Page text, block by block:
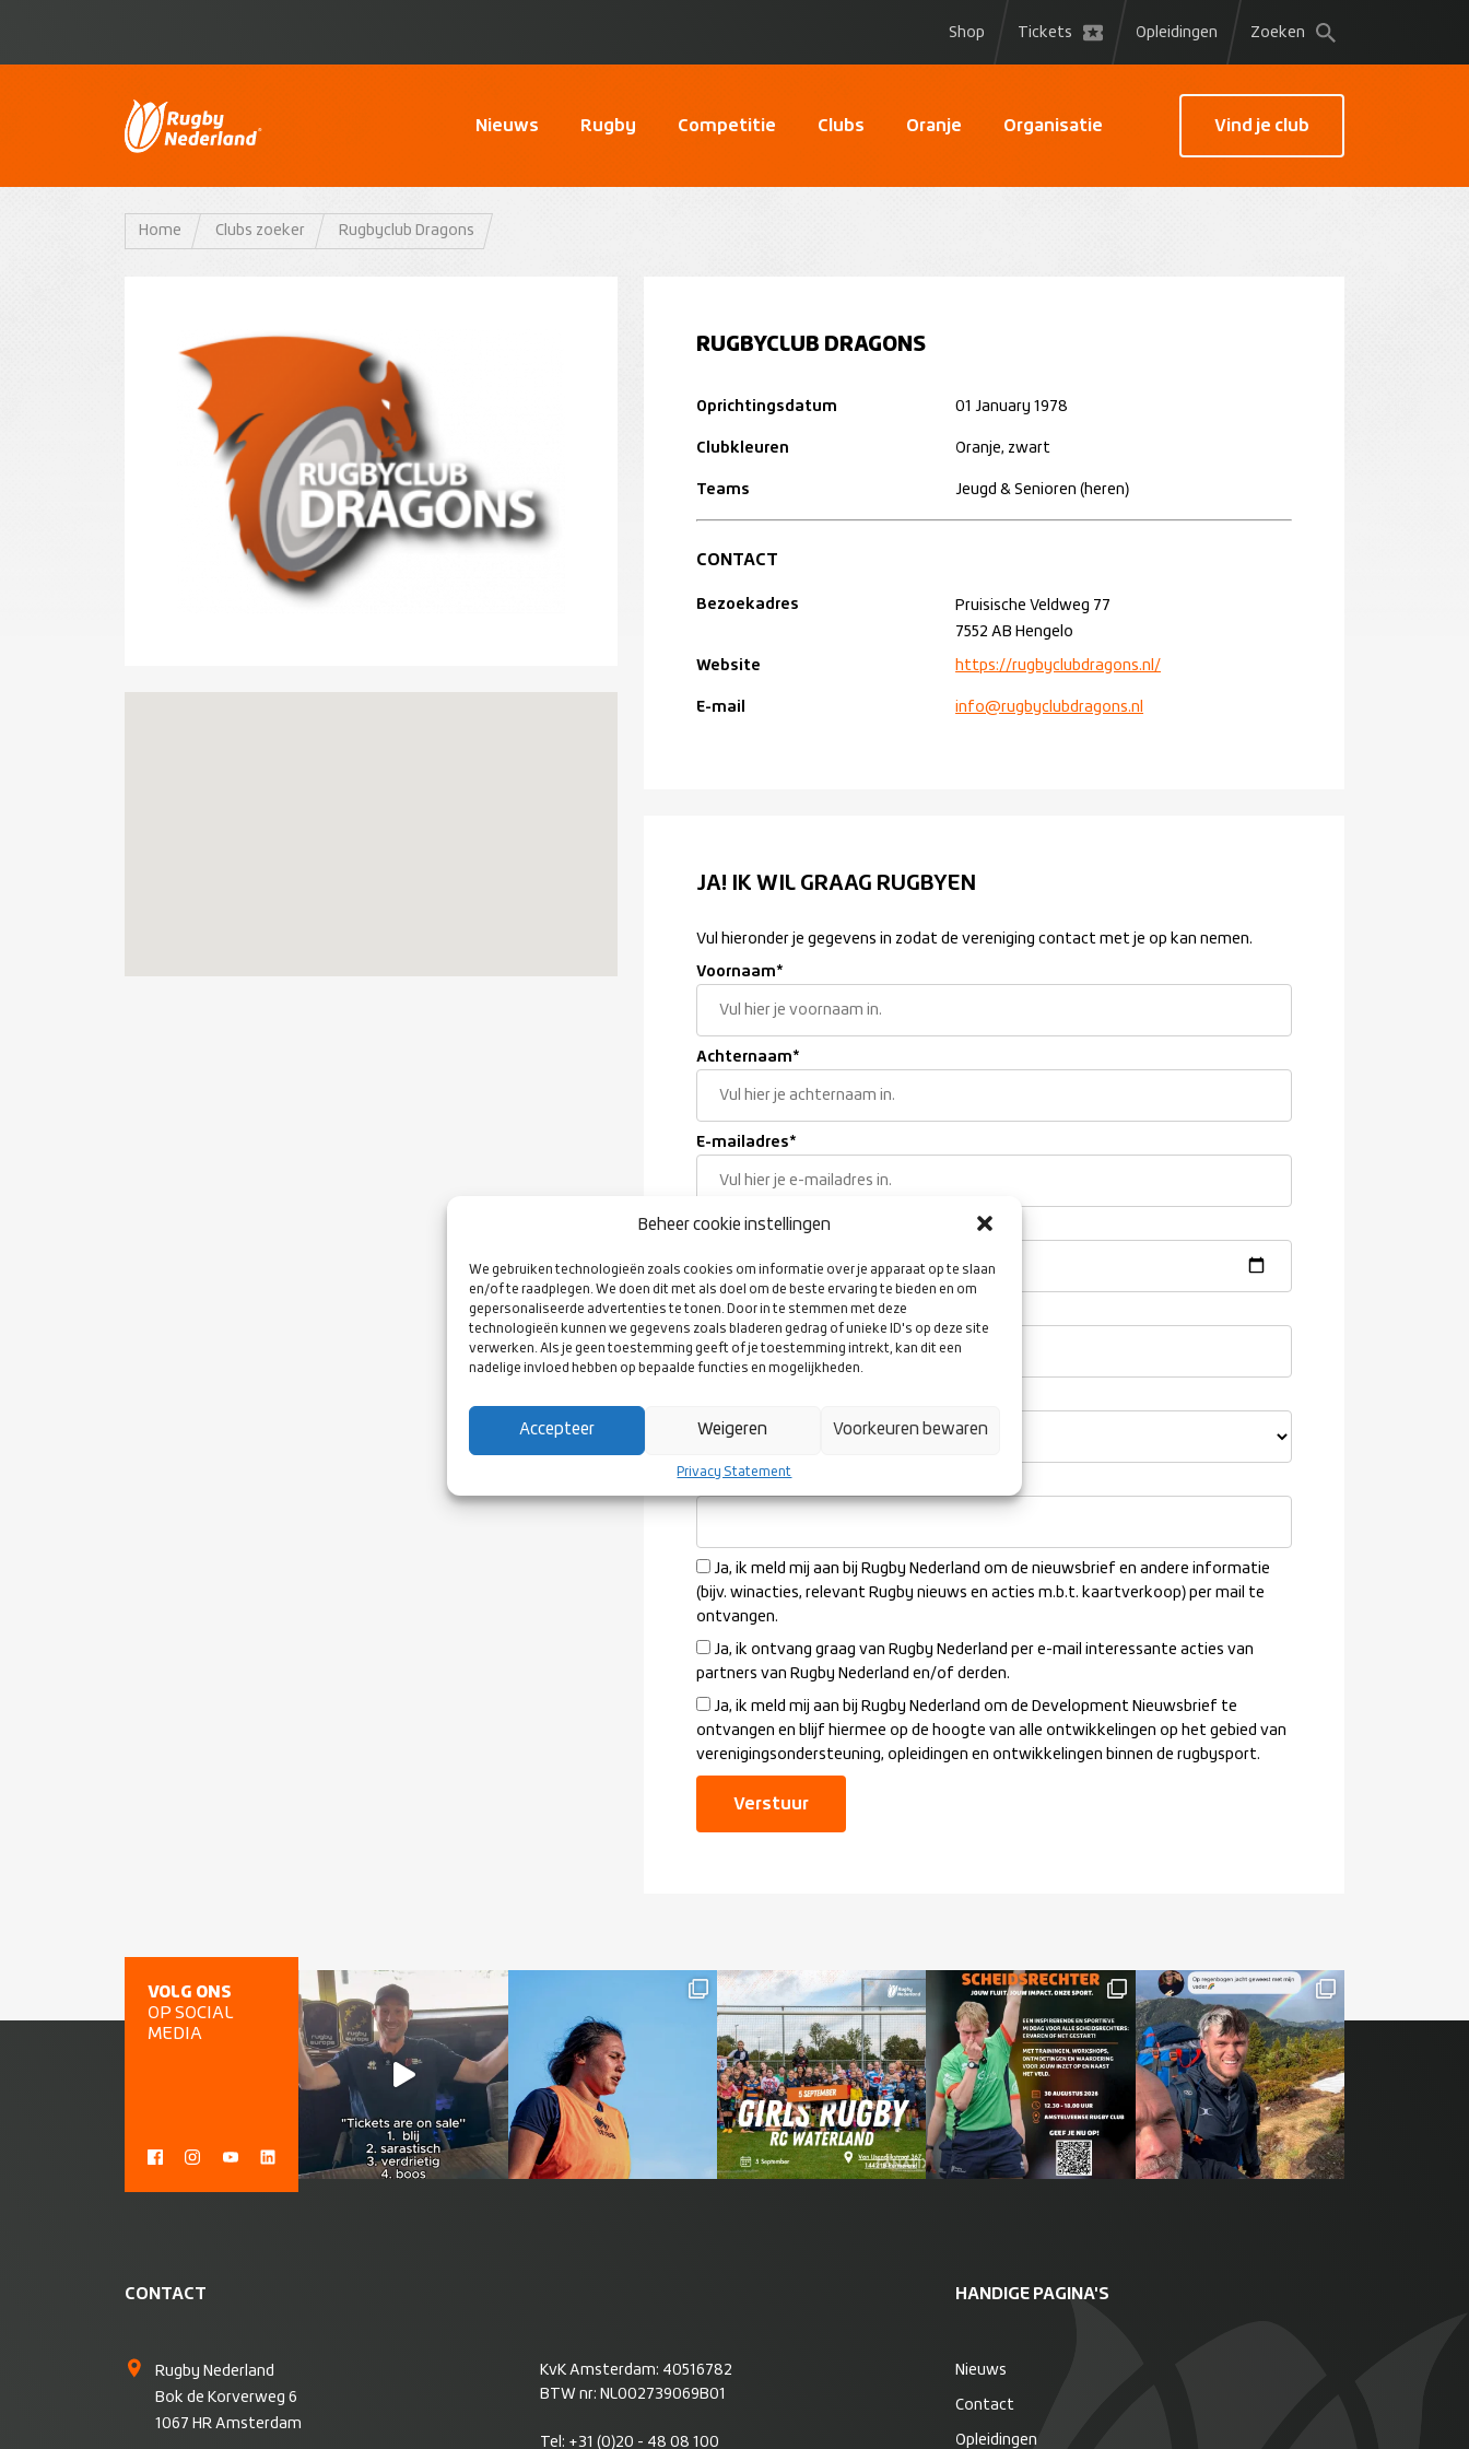
Beheer cookie instellingen
We gebruiken technologieën zoals cookies om informatie over je apparaat op te slaan
en/of te raadplegen. We doen dit met als doel om de beste ervaring te bieden en om
gepersonaliseerde advertenties te tonen. Door in te stemmen met deze
technologieën kunnen we gegevens zoals bladeren gedrag of unieke ID's op deze site
verwerken. Als je geen toestemming geeft of je toestemming intrekt, kan dit een
nadelige invloed hebben op bepaalde functies en mogelijkheden.
Accepteer Weigeren Voorkeuren bewaren
Privacy Statement
Shop Tickets Opleidingen Zoeken
Nieuws Rugby Competitie Clubs Oranje Organisatie Vind je club
Home Clubs zoeker Rugbyclub Dragons
RUGBYCLUB DRAGONS
Oprichtingsdatum 01 January 1978
Clubkleuren Oranje, zwart
Teams Jeugd & Senioren (heren)
CONTACT
Bezoekadres
Pruisische Veldweg 77
7552 AB Hengelo
Website https://rugbyclubdragons.nl/
E-mail info@rugbyclubdragons.nl
JA! IK WIL GRAAG RUGBYEN
Vul hieronder je gegevens in zodat de vereniging contact met je op kan nemen.
Voornaam*
Achternaam*
E-mailadres*
Geboortedatum*
Woonplaats*
Welke vereniging mag jou benaderen?
Ja, ik meld mij aan bij Rugby Nederland om de nieuwsbrief en andere informatie
(bijv. winacties, relevant Rugby nieuws en acties m.b.t. kaartverkoop) per mail te
ontvangen.
Ja, ik ontvang graag van Rugby Nederland per e-mail interessante acties van
partners van Rugby Nederland en/of derden.
Ja, ik meld mij aan bij Rugby Nederland om de Development Nieuwsbrief te
ontvangen en blijf hiermee op de hoogte van alle ontwikkelingen op het gebied van
verenigingsondersteuning, opleidingen en ontwikkelingen binnen de rugbysport.
Verstuur
VOLG ONS
OP SOCIAL
MEDIA
CONTACT
Rugby Nederland
Bok de Korverweg 6
1067 HR Amsterdam
KvK Amsterdam: 40516782
BTW nr: NL002739069B01
Tel: +31 (0)20 - 48 08 100
HANDIGE PAGINA'S
Nieuws
Contact
Opleidingen